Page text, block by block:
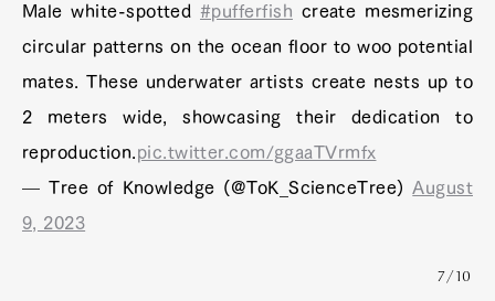
Male white-spotted#pufferfish create mesmerizing
circular patterns on the ocean floor to woo potential
mates. These underwater artists create nests up to
2 meters wide, showcasing their dedication to
reproduction. pic.twitter.com/ggaaTVrmfx
— Tree of Knowledge (@ToK_ScienceTree) August
9, 2023
7/10